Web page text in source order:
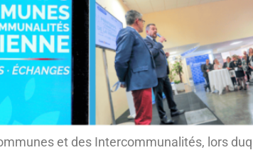
et des Intercommunalités, lors